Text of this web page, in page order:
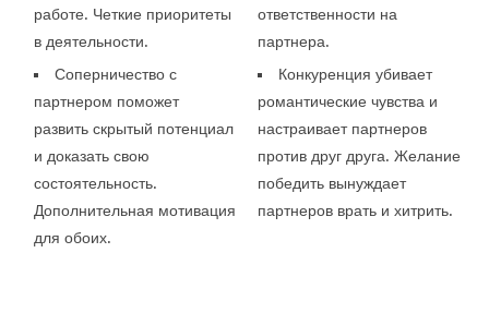
работе. Четкие приоритеты
в деятельности.
Соперничество с
партнером поможет
развить скрытый потенциал
и доказать свою
состоятельность.
Дополнительная мотивация
для обоих.
ответственности на
партнера.
Конкуренция убивает
романтические чувства и
настраивает партнеров
против друг друга. Желание
победить вынуждает
партнеров врать и хитрить.